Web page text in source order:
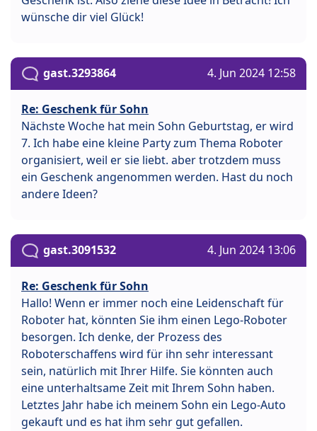
wünsche dir viel Glück!
gast.3293864 4. Jun 2024 12:58
Re: Geschenk für Sohn
Nächste Woche hat mein Sohn Geburtstag, er wird
7. Ich habe eine kleine Party zum Thema Roboter
organisiert, weil er sie liebt. aber trotzdem muss
ein Geschenk angenommen werden. Hast du noch
andere Ideen?
gast.3091532 4. Jun 2024 13:06
Re: Geschenk für Sohn
Hallo! Wenn er immer noch eine Leidenschaft für
Roboter hat, könnten Sie ihm einen Lego-Roboter
besorgen. Ich denke, der Prozess des
Roboterschaffens wird für ihn sehr interessant
sein, natürlich mit Ihrer Hilfe. Sie könnten auch
eine unterhaltsame Zeit mit Ihrem Sohn haben.
Letztes Jahr habe ich meinem Sohn ein Lego-Auto
gekauft und es hat ihm sehr gut gefallen.